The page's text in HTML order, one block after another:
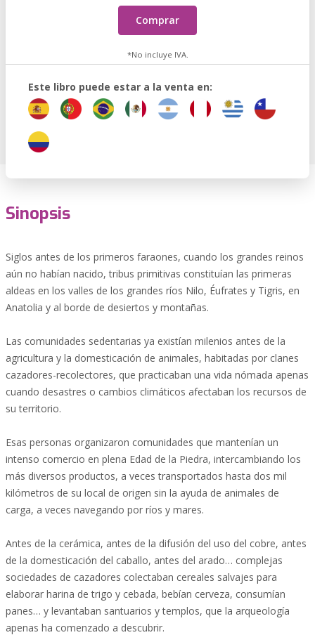
Comprar
*No incluye IVA.
Este libro puede estar a la venta en:
Sinopsis
Siglos antes de los primeros faraones, cuando los grandes reinos
aún no habían nacido, tribus primitivas constituían las primeras
aldeas en los valles de los grandes ríos Nilo, Éufrates y Tigris, en
Anatolia y al borde de desiertos y montañas.
Las comunidades sedentarias ya existían milenios antes de la
agricultura y la domesticación de animales, habitadas por clanes
cazadores-recolectores, que practicaban una vida nómada apenas
cuando desastres o cambios climáticos afectaban los recursos de
su territorio.
Esas personas organizaron comunidades que mantenían un
intenso comercio en plena Edad de la Piedra, intercambiando los
más diversos productos, a veces transportados hasta dos mil
kilómetros de su local de origen sin la ayuda de animales de
carga, a veces navegando por ríos y mares.
Antes de la cerámica, antes de la difusión del uso del cobre, antes
de la domesticación del caballo, antes del arado… complejas
sociedades de cazadores colectaban cereales salvajes para
elaborar harina de trigo y cebada, bebían cerveza, consumían
panes… y levantaban santuarios y templos, que la arqueología
apenas ha comenzado a descubrir.